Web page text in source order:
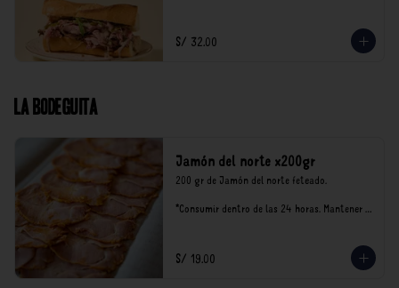
S/ 32.00
La Bodeguita
Jamón del norte x200gr
200 gr de Jamón del norte feteado.
*Consumir dentro de las 24 horas. Mantener
incluyen impuestos de ley y recargo al
consumo.
S/ 19.00